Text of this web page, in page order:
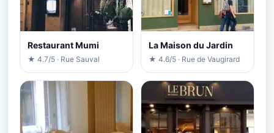
Restaurant Mumi
★ 4.7/5 · Rue Sauval
La Maison du Jardin
★ 4.6/5 · Rue de Vaugirard